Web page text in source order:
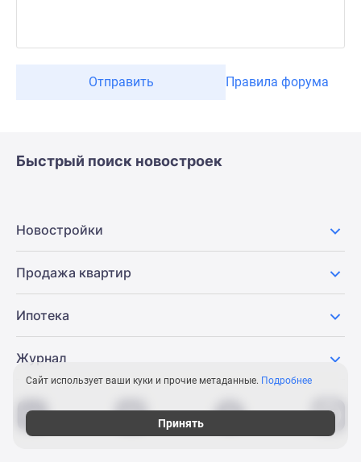
Отправить Правила форума
Быстрый поиск новостроек
Новостройки
Продажа квартир
Ипотека
Журнал
Сайт использует ваши куки и прочие метаданные. Подробнее
Принять